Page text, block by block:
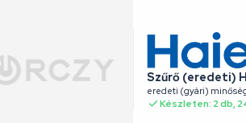
Szűrő
eredeti (gyári)
Készleten: 2 db,